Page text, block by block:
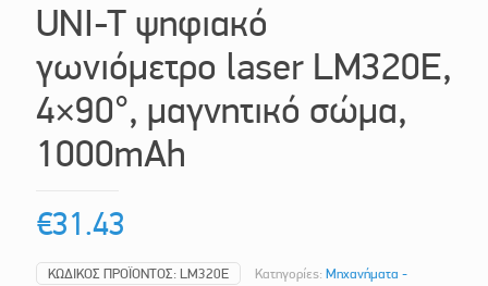
UNI-T ψηφιακό
γωνιόμετρο laser LM320E,
4×90°, μαγνητικό σώμα,
1000mAh
€31.43
ΚΩΔΙΚΌΣ ΠΡΟΪΌΝΤΟΣ: LM320E Κατηγορίες: Μηχανήματα -